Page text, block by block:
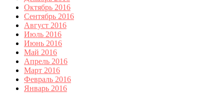
Октябрь 2016
Сентябрь 2016
Август 2016
Июль 2016
Июнь 2016
Май 2016
Апрель 2016
Март 2016
Февраль 2016
Январь 2016